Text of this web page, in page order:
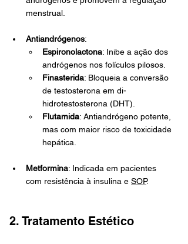
menstrual.
Antiandrógenos:
Espironolactona: Inibe a ação dos
andrógenos nos folículos pilosos.
Finasterida: Bloqueia a conversão
de testosterona em di-
hidrotestosterona (DHT).
Flutamida: Antiandrógeno potente,
mas com maior risco de toxicidade
hepática.
Metformina: Indicada em pacientes
com resistência à insulina e SOP.
2. Tratamento Estético